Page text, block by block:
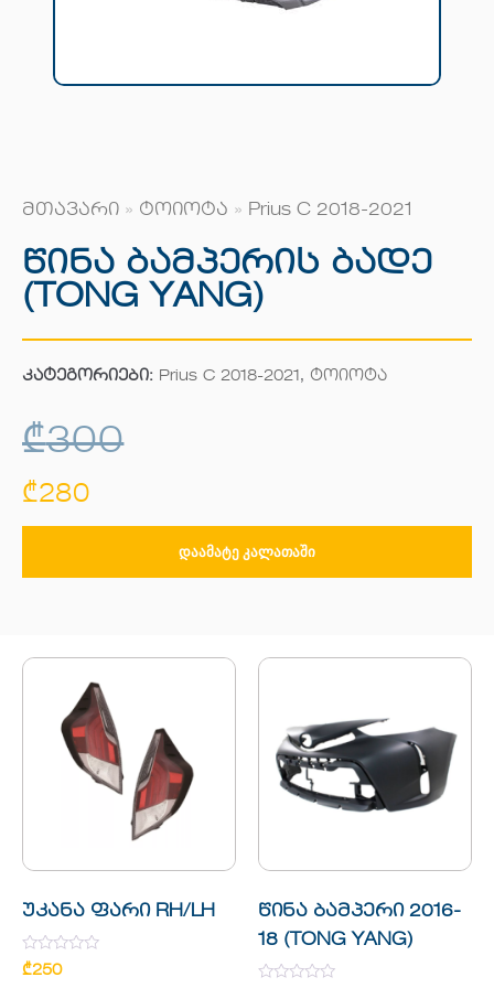
მთავარი » ტოიოტა » Prius C 2018-2021
Წინა Ბამპერის Ბადე
(TONG YANG)
კატეგორიები: Prius C 2018-2021 , ტოიოტა
₾300
₾280
ᲓᲐᲐᲛᲐᲢᲔ ᲙᲐᲚᲐᲗᲐᲨᲘ
უკანა ფარი RH/LH
Rated
0
₾250
წინა ბამპერი 2016-
18 (TONG YANG)